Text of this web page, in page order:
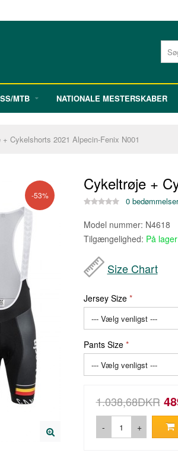
MTB NATIONALE MESTERSKABER
+ Cykelshorts 2021 Alpecin-Fenix N001
-53%
Cykeltrøje +
0 bedømmelser
Model nummer: N4618
Tilgængelighed: På lager
Size Chart
Jersey Size
Pants Size
1.038,68DKR
- +